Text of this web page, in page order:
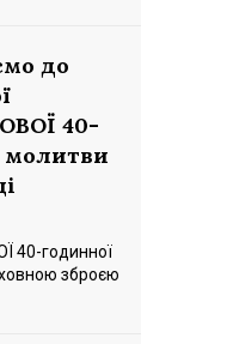
до
40-
молитви
40-годинної
зброєю